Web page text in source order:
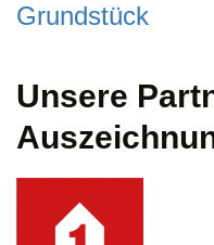
Grundstück
Unsere